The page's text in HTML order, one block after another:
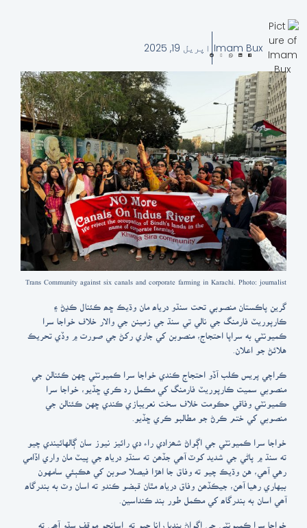
Imam Bux اپریل 19, 2025
گرين پاڪستان منصوبي تحت سنڌو درياھ مان وڌيڪ ڇھ ڪئنال ڪڍڻ ۽
ڪارپوريٽ فارمنگ جي نالي تي سنڌ جي زمينن جي والار خلاف خواجا سرا
ڪميونٽي به سراپا احتجاج، منصوبن کي جاري رکڻ جي صورت ۾ وڏي تحريڪ
هلائڻ جو اعلان.
ڪراچي پريس ڪلب آڏو احتجاج ڪندي خواجا سرا ڪميونٽي ڇهن ڪئنالن جي
منصوبي سميت ڪارپوريٽ فارمنگ کي مڪمل رد ڪري ڇڏيو، خواجا سرا
ڪميونٽي وفاقي حڪومت خلاف سخت نعريبازي ڪندي ڇهن ڪئنالن جي
منصوبي کي ختم ڪرڻ جو مطالبو ڪري ڇڏيو.
خواجا سرا ڪميونٽي جي اڳواڻ شھزادي راء دي رائيز نيوز سان ڳالهائيندي چيو
ته سنڌ ۾ پاڻي جي شديد کوٽ آھي جڏھن ته سنڌو درياھ جي پيٽ مان واري اڏامي
رهي آھي، هن وڌيڪ چيو ته وفاق جا اهڙا فيصلا صوبن کي هڪٻئي سامهون
بيهاري رهيا آھن، جيڪڏھن وفاق درياھ مٿان قبضو ڪندو ته اسان وٽ به بندرگاھ
آھي اسان به بندرگاھ کي مڪمل طور بند ڪنداسين.
خواجا سرا ڪميونٽي جي اڳواڻ بنديا رانا چيو ته اسانجو موقف سڌو آھي ته